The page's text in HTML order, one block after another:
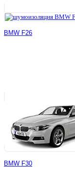
BMW F26
BMW F30